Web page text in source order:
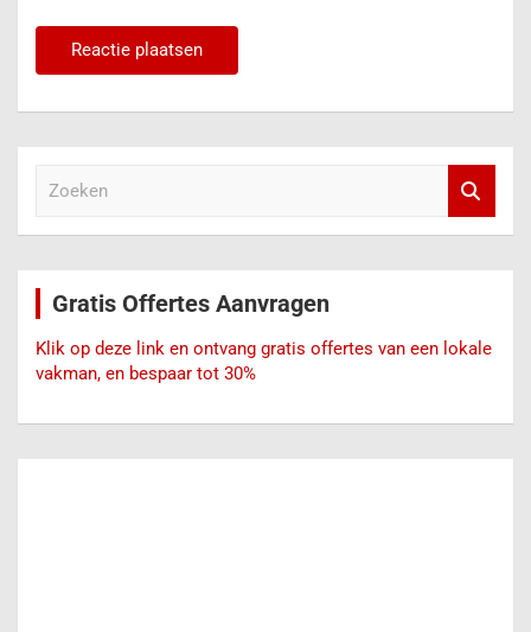
Gratis Offertes Aanvragen
Klik op deze link en ontvang gratis offertes van een lokale
vakman, en bespaar tot 30%